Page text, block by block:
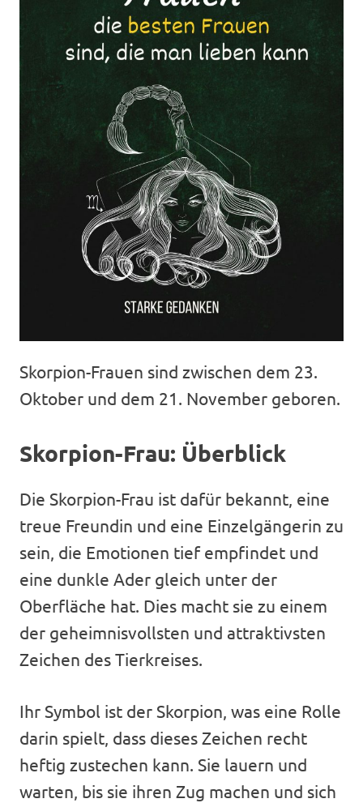
Skorpion-Frauen sind zwischen dem 23.
Oktober und dem 21. November geboren.
Skorpion-Frau: Überblick
Die Skorpion-Frau ist dafür bekannt, eine
treue Freundin und eine Einzelgängerin zu
sein, die Emotionen tief empfindet und
eine dunkle Ader gleich unter der
Oberfläche hat. Dies macht sie zu einem
der geheimnisvollsten und attraktivsten
Zeichen des Tierkreises.
Ihr Symbol ist der Skorpion, was eine Rolle
darin spielt, dass dieses Zeichen recht
heftig zustechen kann. Sie lauern und
warten, bis sie ihren Zug machen und sich